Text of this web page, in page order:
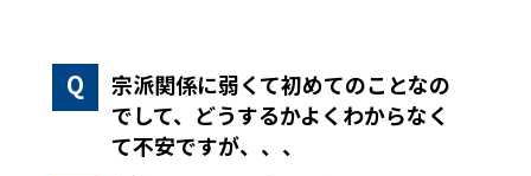
宗派関係に弱くて初めてのことなの
でして、どうするかよくわからなく
て不安ですが、、、